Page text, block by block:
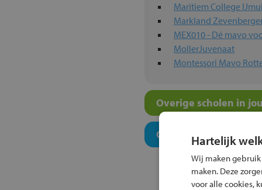
Maritiem College
Markland
MEX010 - Dé mavo
MollerJuvenaat
Montessori Mavo
Overige scholen in
Onderwijsconcepten
Hartelijk
Wij maken
maken. Deze
voor alle cookies,